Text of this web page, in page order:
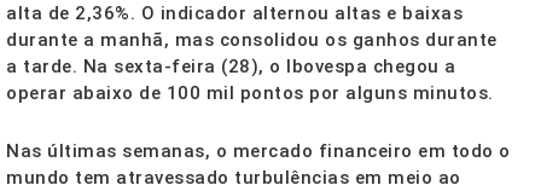
alta de 2,36%. O indicador alternou altas e baixas
durante a manhã, mas consolidou os ganhos durante
a tarde. Na sexta-feira (28), o Ibovespa chegou a
operar abaixo de 100 mil pontos por alguns minutos.
Nas últimas semanas, o mercado financeiro em todo o
mundo tem atravessado turbulências em meio ao